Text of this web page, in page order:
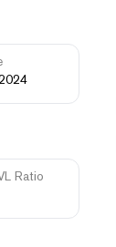
Ratio